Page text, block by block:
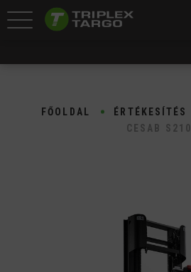
FŐOLDAL ÉRTÉKESÍTÉS
CESAB S210